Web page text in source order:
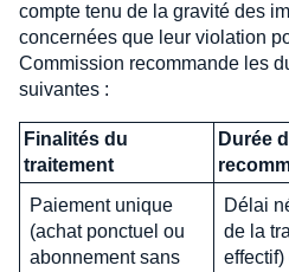
compte tenu de la gravité des
concernées que leur violation
Commission recommande les
suivantes :
Finalités du
traitement
Durée
Paiement unique
(achat ponctuel ou
abonnement sans
Délai
de la